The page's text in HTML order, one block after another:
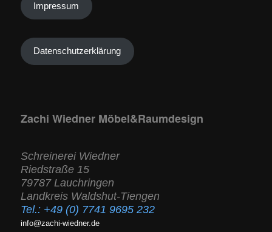
Impressum
Datenschutzerklärung
Zachi Wiedner Möbel&Raumdesign
Schreinerei Wiedner
Riedstraße 15
79787 Lauchringen
Landkreis Waldshut-Tiengen
Tel.: +49 (0) 7741 9695 232
info@zachi-wiedner.de